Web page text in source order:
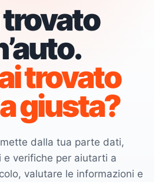
trovato
trovato
giusta?
dalla tua parte dati,
e verifiche per aiutarti a
valutare le informazioni e